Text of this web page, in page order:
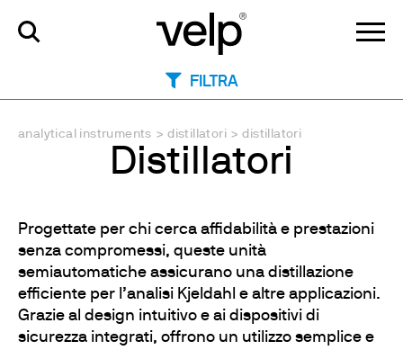
analytical instruments > distillatori > distillatori
Distillatori
FILTRA
Progettate per chi cerca affidabilità e prestazioni
senza compromessi, queste unità
semiautomatiche assicurano una distillazione
efficiente per l’analisi Kjeldahl e altre applicazioni.
Grazie al design intuitivo e ai dispositivi di
sicurezza integrati, offrono un utilizzo semplice e